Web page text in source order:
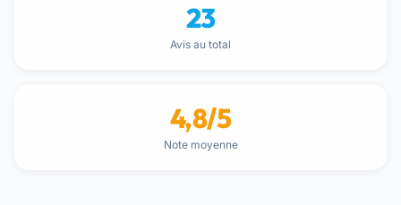
23
Avis au total
4,8/5
Note moyenne